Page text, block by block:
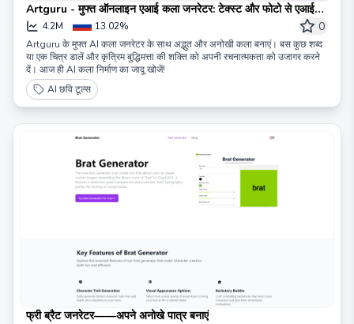
Artguru - मुफ्त ऑनलाइन एआई कला जनरेटर: टेक्स्ट और फोटो से एआई
कला बनाएं
4.2M 13.02% 0
Artguru के मुफ्त AI कला जनरेटर के साथ अद्भुत और अनोखी कला बनाएं। बस कुछ शब्द
या एक चित्र डालें और कृत्रिम बुद्धिमत्ता की शक्ति को अपनी रचनात्मकता को उजागर करने
दें। आज ही AI कला निर्माण का जादू खोजें!
AI छवि टूल्स
फ्री ब्रैट जनरेटर——अपने अनोखे पात्र बनाएं